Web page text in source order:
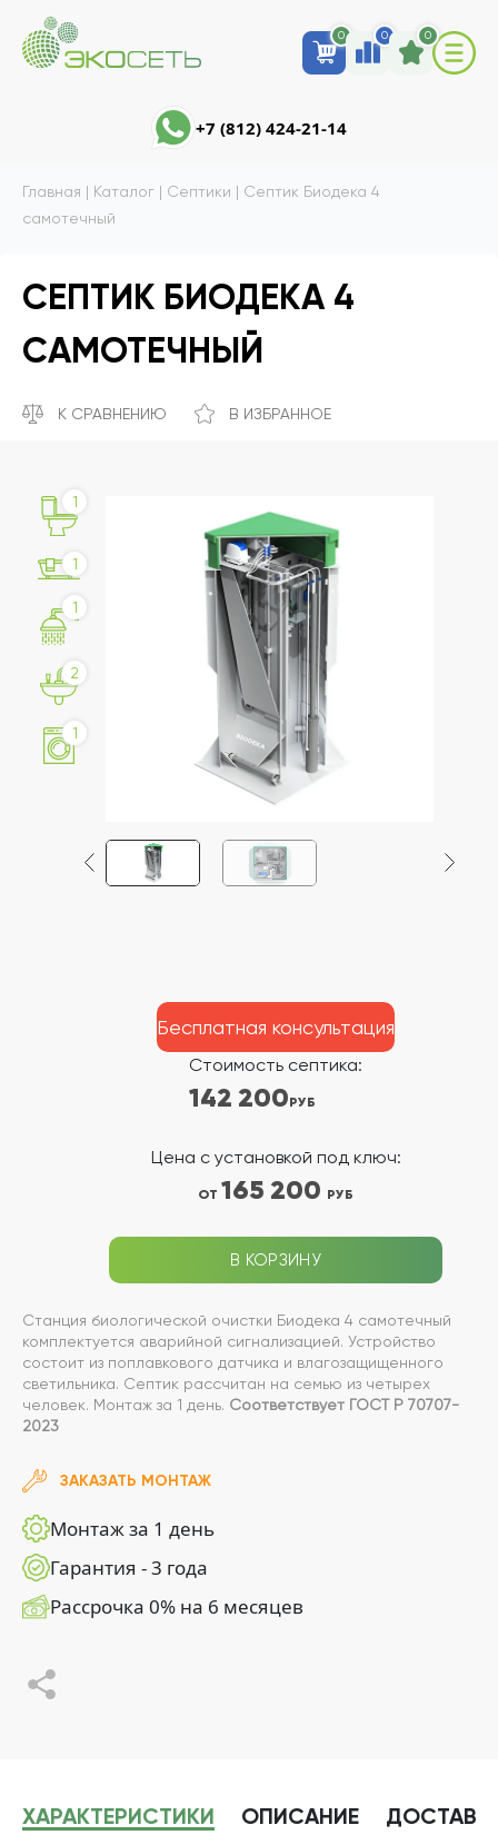
0 0 0
+7 (812) 424-21-14
Главная | Каталог | Септики | Септик Биодека 4
самотечный
СЕПТИК БИОДЕКА 4
САМОТЕЧНЫЙ
К СРАВНЕНИЮ В ИЗБРАННОЕ
1
1
1
2
1
Стоимость септика:
142 200РУБ
Цена с установкой под ключ:
ОТ 165 200 РУБ
В КОРЗИНУ
Бесплатная консультация
Станция биологической очистки Биодека 4 самотечный
комплектуется аварийной сигнализацией. Устройство
состоит из поплавкового датчика и влагозащищенного
светильника. Септик рассчитан на семью из четырех
человек. Монтаж за 1 день. Соответствует ГОСТ Р 70707-
2023
ЗАКАЗАТЬ МОНТАЖ
Монтаж за 1 день
Гарантия - 3 года
Рассрочка 0% на 6 месяцев
ХАРАКТЕРИСТИКИ ОПИСАНИЕ